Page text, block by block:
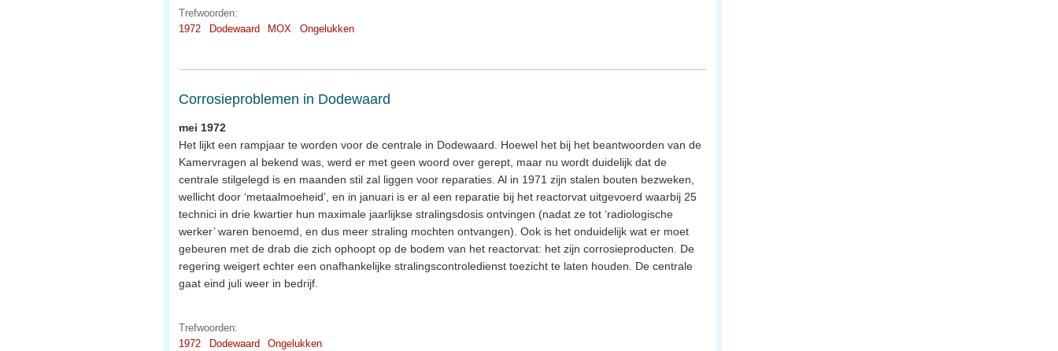
Trefwoorden:
1972
Dodewaard MOX Ongelukken
Corrosieproblemen in Dodewaard
mei 1972
Het lijkt een rampjaar te worden voor de centrale in Dodewaard. Hoewel het bij het beantwoorden van de
Kamervragen al bekend was, werd er met geen woord over gerept, maar nu wordt duidelijk dat de
centrale stilgelegd is en maanden stil zal liggen voor reparaties. Al in 1971 zijn stalen bouten bezweken,
wellicht door ‘metaalmoeheid’, en in januari is er al een reparatie bij het reactorvat uitgevoerd waarbij 25
technici in drie kwartier hun maximale jaarlijkse stralingsdosis ontvingen (nadat ze tot ‘radiologische
werker’ waren benoemd, en dus meer straling mochten ontvangen). Ook is het onduidelijk wat er moet
gebeuren met de drab die zich ophoopt op de bodem van het reactorvat: het zijn corrosieproducten. De
regering weigert echter een onafhankelijke stralingscontroledienst toezicht te laten houden. De centrale
gaat eind juli weer in bedrijf.
Trefwoorden:
1972
Dodewaard Ongelukken